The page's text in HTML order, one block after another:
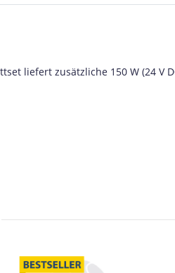
liefert zusätzliche 150 W (24 V